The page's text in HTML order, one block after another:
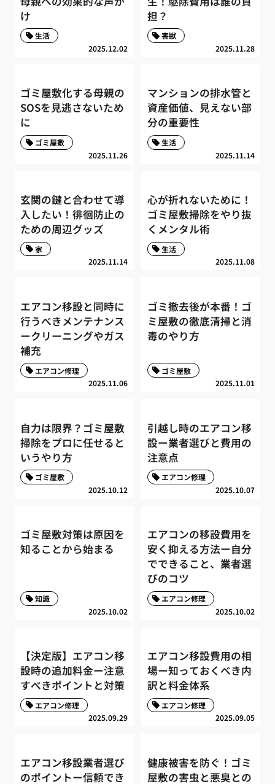
け
2025.12.02
生活
担？
2025.11.28
害獣
ゴミ屋敷化する母親の
SOSを見逃さないため
に
2025.11.26
ゴミ屋敷
マンションの排水管と
資産価値、見えない部
分の重要性
2025.11.14
生活
玄関の鍵と合わせて導
入したい！徘徊防止の
ための周辺グッズ
2025.11.14
家
心が折れないために！
ゴミ屋敷掃除をやり抜
くメンタル術
2025.11.08
生活
エアコン移設と同時に
行うべきメンテナンス
ークリーニングやガス
補充
2025.11.06
エアコン修理
ゴミ撤去後が本番！ゴ
ミ屋敷の徹底清掃と消
毒のやり方
2025.11.01
ゴミ屋敷
自力は限界？ゴミ屋敷
掃除をプロに任せると
いうやり方
2025.10.12
ゴミ屋敷
引越し時のエアコン移
設ー業者選びと費用の
注意点
2025.10.07
エアコン修理
ゴミ屋敷対策は原因を
知ることから始まる
2025.10.02
知識
エアコンの移設費用を
安く抑える方法ー自分
でできること、業者選
びのコツ
2025.10.02
エアコン修理
【決定版】エアコン移
設時の追加料金ー注意
すべきポイントと対策
2025.09.29
エアコン修理
エアコン移設費用の相
場ー知っておくべき内
訳と料金体系
2025.09.05
エアコン修理
エアコン移設業者選び
のポイントー信頼でき
健康被害を防ぐ！ゴミ
屋敷の害虫と悪臭との